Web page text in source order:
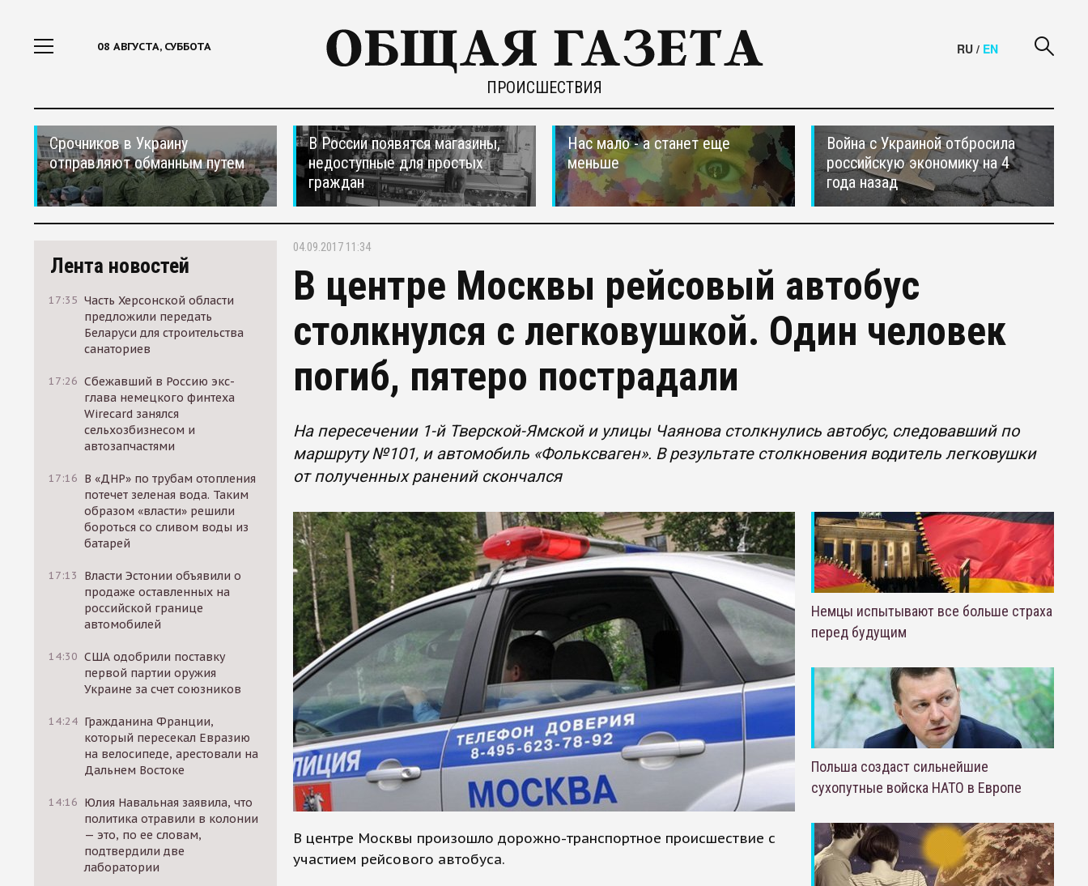
08 АВГУСТА, СУББОТА
ПРОИСШЕСТВИЯ
RU / EN
Срочников в Украину
отправляют обманным путем
В России появятся магазины,
недоступные для простых
граждан
Нас мало - а станет еще
меньше
Война с Украиной отбросила
российскую экономику на 4
года назад
Лента новостей
17:35 Часть Херсонской области
предложили передать
Беларуси для строительства
санаториев
17:26 Сбежавший в Россию экс-
глава немецкого финтеха
Wirecard занялся
сельхозбизнесом и
автозапчастями
17:16 В «ДНР» по трубам отопления
потечет зеленая вода. Таким
образом «власти» решили
бороться со сливом воды из
батарей
17:13
Власти Эстонии объявили о
продаже оставленных на
российской границе
автомобилей
14:30 США одобрили поставку
первой партии оружия
Украине за счет союзников
14:24 Гражданина Франции,
который пересекал Евразию
на велосипеде, арестовали на
Дальнем Востоке
14:16 Юлия Навальная заявила, что
политика отравили в колонии
— это, по ее словам,
подтвердили две
лаборатории
04.09.2017 11:34
В центре Москвы рейсовый автобус
столкнулся с легковушкой. Один человек
погиб, пятеро пострадали
На пересечении 1-й Тверской-Ямской и улицы Чаянова столкнулись автобус, следовавший по
маршруту №101, и автомобиль «Фольксваген». В результате столкновения водитель легковушки
от полученных ранений скончался
В центре Москвы произошло дорожно-транспортное происшествие с
участием рейсового автобуса.
Немцы испытывают все больше страха
перед будущим
Польша создаст сильнейшие
сухопутные войска НАТО в Европе